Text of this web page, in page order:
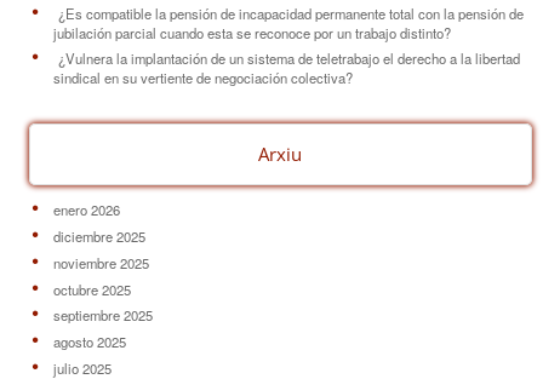
¿Es compatible la pensión de incapacidad permanente total con la pensión de
jubilación parcial cuando esta se reconoce por un trabajo distinto?
¿Vulnera la implantación de un sistema de teletrabajo el derecho a la libertad
sindical en su vertiente de negociación colectiva?
Arxiu
enero 2026
diciembre 2025
noviembre 2025
octubre 2025
septiembre 2025
agosto 2025
julio 2025